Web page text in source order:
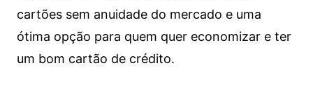
cartões sem anuidade do mercado e uma
ótima opção para quem quer economizar e ter
um bom cartão de crédito.